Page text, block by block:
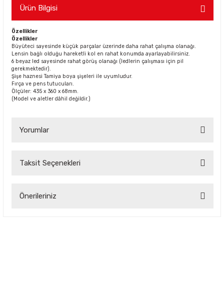
Ürün Bilgisi
Özellikler
Özellikler
Büyüteci sayesinde küçük parçalar üzerinde daha rahat çalışma olanağı.
Lensin bağlı olduğu hareketli kol en rahat konumda ayarlayabilirsiniz.
6 beyaz led sayesinde rahat görüş olanağı (ledlerin çalışması için pil
gerekmektedir).
Şişe haznesi Tamiya boya şişeleri ile uyumludur.
Fırça ve pens tutucuları.
Ölçüler: 435 x 360 x 68mm.
(Model ve aletler dâhil değildir.)
Yorumlar
Taksit Seçenekleri
Önerileriniz